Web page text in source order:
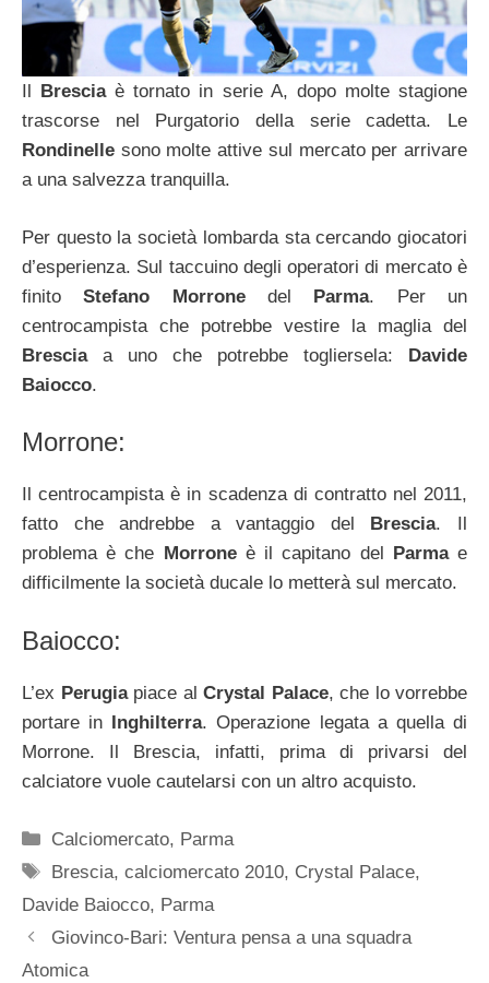
Bresciaè tornato in serie A, dopo molte stagione
trascorse nel Purgatorio della serie cadetta. Le
Rondinelle sono molte attive sul mercato per arrivare
a una salvezza tranquilla.
Per questo la società lombarda sta cercando giocatori
d’esperienza. Sul taccuino degli operatori di mercato è
finitoStefano Morronedel Parma. Per un
centrocampista che potrebbe vestire la maglia del
Brescia a uno che potrebbe togliersela: Davide
Baiocco.
Morrone:
Il centrocampista è in scadenza di contratto nel 2011,
fatto che andrebbe a vantaggio del
Brescia. Il
problema è che
Morroneè il capitano del Parmae
difficilmente la società ducale lo metterà sul mercato.
Baiocco:
L’ex Perugiapiace al Crystal Palace, che lo vorrebbe
portare in Inghilterra. Operazione legata a quella di
Morrone. Il Brescia, infatti, prima di privarsi del
calciatore vuole cautelarsi con un altro acquisto.
Categorie
Calciomercato, Parma
Tag
Brescia,calciomercato 2010, Crystal Palace,
Davide Baiocco, Parma
Giovinco-Bari: Ventura pensa a una squadra
Atomica